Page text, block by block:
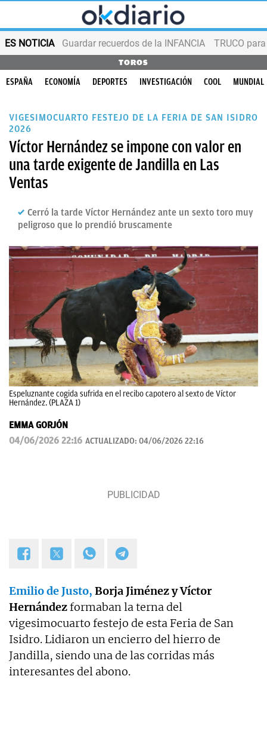
ES NOTICIA Guardar recuerdos de la INFANCIA TRUCO
TOROS
ESPAÑA ECONOMÍA DEPORTES INVESTIGACIÓN COOL MUNDIAL
VIGESIMOCUARTO FESTEJO DE LA FERIA DE SAN ISIDRO
2026
Víctor Hernández se impone con valor en
una tarde exigente de Jandilla en Las
Ventas
Cerró la tarde Víctor Hernández ante un sexto toro muy
peligroso que lo prendió bruscamente
Espeluznante cogida sufrida en el recibo capotero al sexto de Víctor
Hernández. (PLAZA 1)
EMMA GORJÓN
04/06/2026 22:16 ACTUALIZADO: 04/06/2026 22:16
Emilio de Justo, Borja Jiménez y Víctor
Hernándezformaban la terna del
vigesimocuarto festejo de esta Feria de San
Isidro. Lidiaron un encierro del hierro de
Jandilla, siendo una de las corridas más
interesantes del abono.